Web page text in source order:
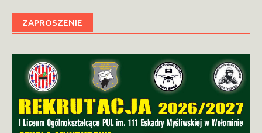
ZAPROSZENIE